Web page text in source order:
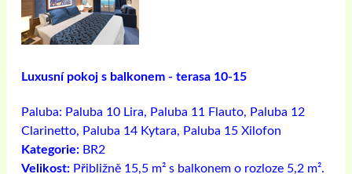
Luxusní pokoj s balkonem - terasa 10-15
Paluba: Paluba 10 Lira, Paluba 11 Flauto, Paluba 12
Clarinetto, Paluba 14 Kytara, Paluba 15 Xilofon
Kategorie: BR2
Velikost: Přibližně 15,5 m² s balkonem o rozloze 5,2 m².